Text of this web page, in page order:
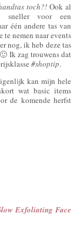
toch?!Ook al
sneller voor een
één andere tas van
te nemen naar events
nog, ik heb deze tas
Ik zag trouwens dat
#shoptip.
kan mijn hele
wat basic items
de komende herfst
Exfoliating Face